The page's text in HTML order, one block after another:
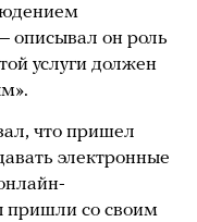
описывал он роль
услуги должен
что пришел
электронные
пришли со своим